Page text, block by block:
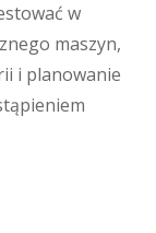
w
maszyn,
i planowanie